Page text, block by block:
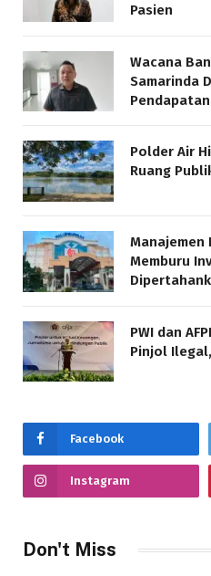
Pasien
Wacana
Samarinda
Polder Air
Ruang
Manajemen
Memburu
PWI dan
Pinjol
Facebook
Instagram
Don't Miss